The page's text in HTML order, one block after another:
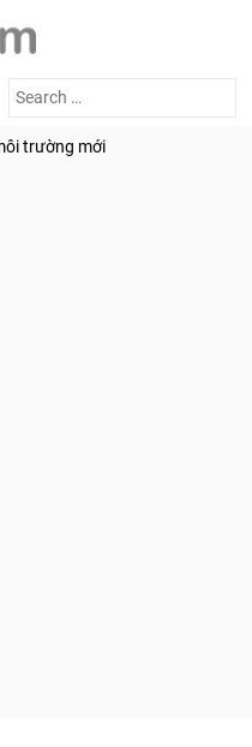
Search
trường mới